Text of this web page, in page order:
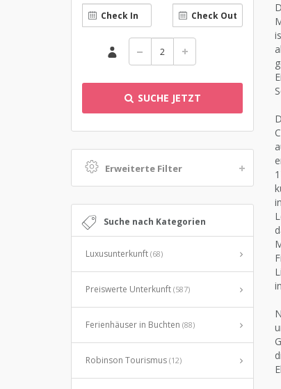
SUCHE JETZT
Erweiterte Filter
Suche nach Kategorien
Luxusunterkunft (68)
Preiswerte Unterkunft (587)
Ferienhäuser in Buchten (88)
Robinson Tourismus (12)